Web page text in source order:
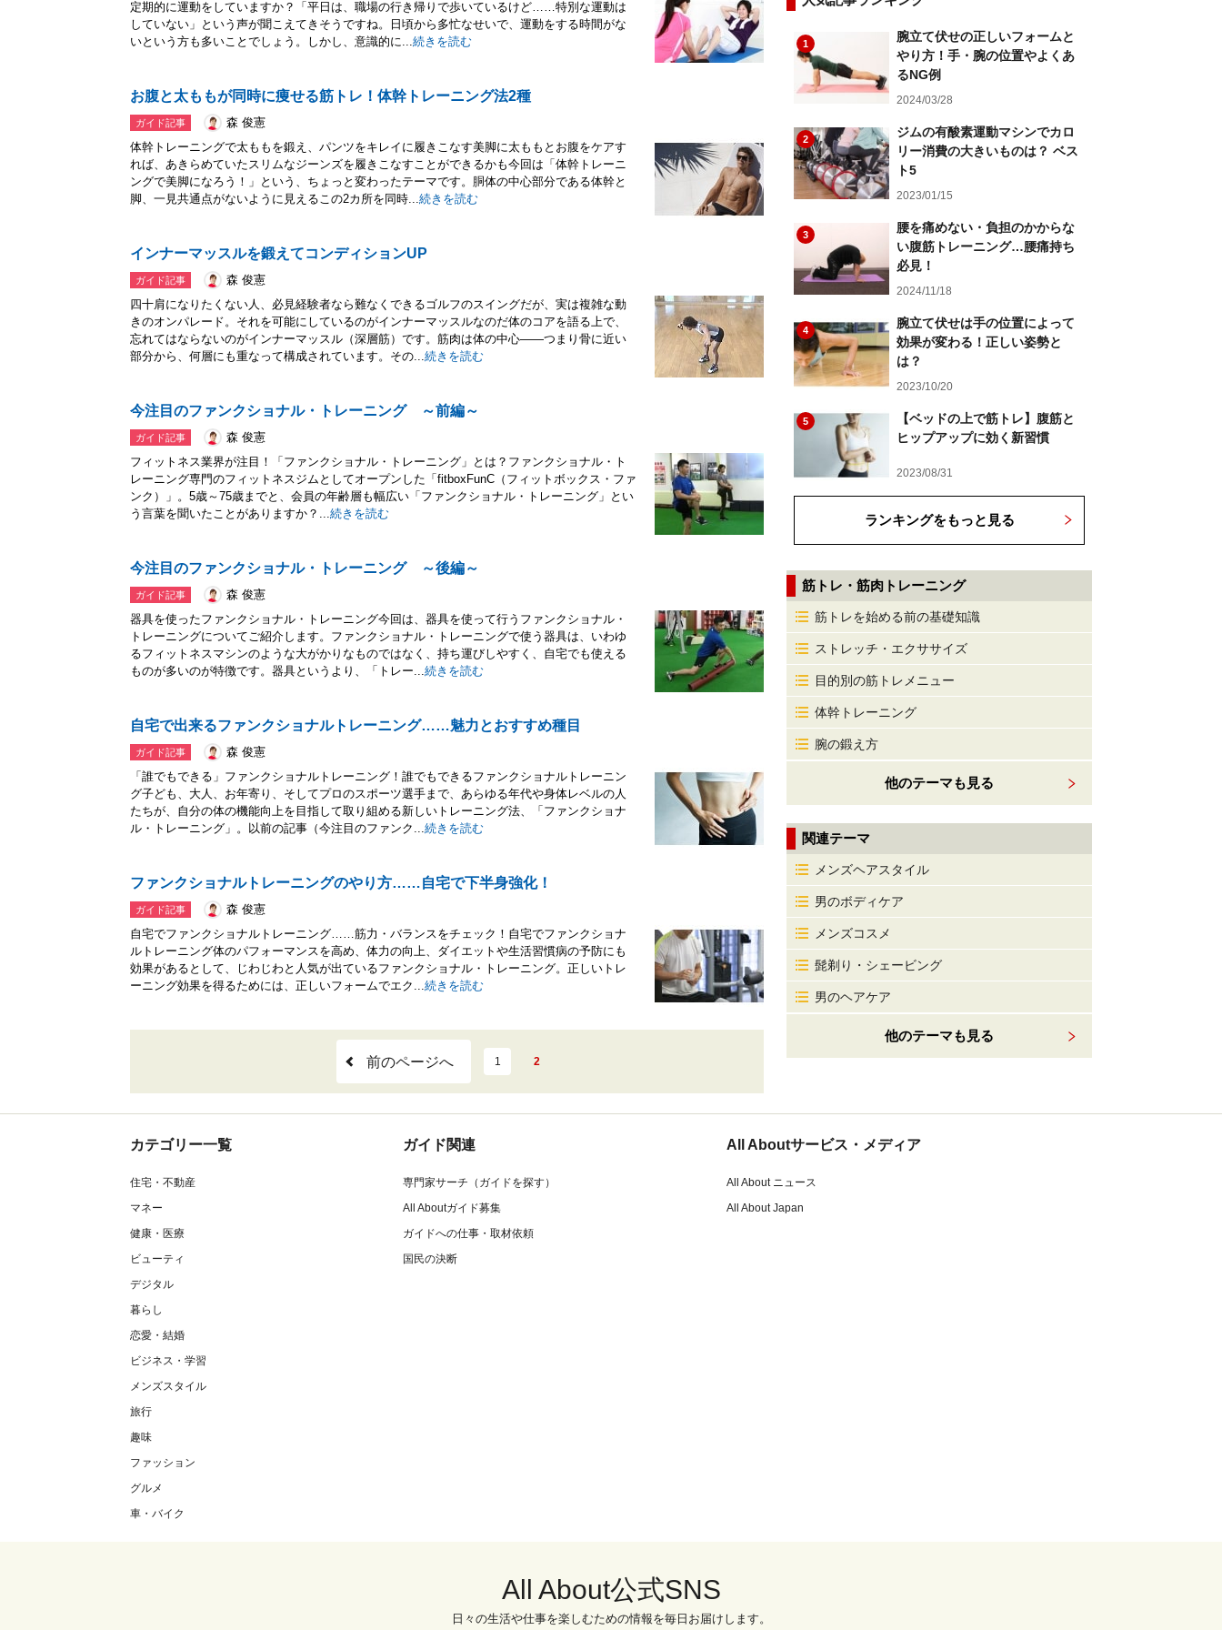
定期的に運動をしていますか？「平日は、職場の行き帰りで歩いているけど……特別な運動は
していない」という声が聞こえてきそうですね。日頃から多忙なせいで、運動をする時間がな
いという方も多いことでしょう。しかし、意識的に...続きを読む
お腹と太ももが同時に痩せる筋トレ！体幹トレーニング法2種
ガイド記事
森 俊憲
体幹トレーニングで太ももを鍛え、パンツをキレイに履きこなす美脚に太ももとお腹をケアす
れば、あきらめていたスリムなジーンズを履きこなすことができるかも今回は「体幹トレーニ
ングで美脚になろう！」という、ちょっと変わったテーマです。胴体の中心部分である体幹と
脚、一見共通点がないように見えるこの2カ所を同時...続きを読む
インナーマッスルを鍛えてコンディションUP
ガイド記事
森 俊憲
四十肩になりたくない人、必見経験者なら難なくできるゴルフのスイングだが、実は複雑な動
きのオンパレード。それを可能にしているのがインナーマッスルなのだ体のコアを語る上で、
忘れてはならないのがインナーマッスル（深層筋）です。筋肉は体の中心――つまり骨に近い
部分から、何層にも重なって構成されています。その...続きを読む
今注目のファンクショナル・トレーニング ～前編～
ガイド記事
森 俊憲
フィットネス業界が注目！「ファンクショナル・トレーニング」とは？ファンクショナル・ト
レーニング専門のフィットネスジムとしてオープンした「fitboxFunC（フィットボックス・ファ
ンク）」。5歳～75歳までと、会員の年齢層も幅広い「ファンクショナル・トレーニング」とい
う言葉を聞いたことがありますか？...続きを読む
今注目のファンクショナル・トレーニング ～後編～
ガイド記事
森 俊憲
器具を使ったファンクショナル・トレーニング今回は、器具を使って行うファンクショナル・
トレーニングについてご紹介します。ファンクショナル・トレーニングで使う器具は、いわゆ
るフィットネスマシンのような大がかりなものではなく、持ち運びしやすく、自宅でも使える
ものが多いのが特徴です。器具というより、「トレー...続きを読む
自宅で出来るファンクショナルトレーニング……魅力とおすすめ種目
ガイド記事
森 俊憲
「誰でもできる」ファンクショナルトレーニング！誰でもできるファンクショナルトレーニン
グ子ども、大人、お年寄り、そしてプロのスポーツ選手まで、あらゆる年代や身体レベルの人
たちが、自分の体の機能向上を目指して取り組める新しいトレーニング法、「ファンクショナ
ル・トレーニング」。以前の記事（今注目のファンク...続きを読む
ファンクショナルトレーニングのやり方……自宅で下半身強化！
ガイド記事
森 俊憲
自宅でファンクショナルトレーニング……筋力・バランスをチェック！自宅でファンクショナ
ルトレーニング体のパフォーマンスを高め、体力の向上、ダイエットや生活習慣病の予防にも
効果があるとして、じわじわと人気が出ているファンクショナル・トレーニング。正しいトレ
ーニング効果を得るためには、正しいフォームでエク...続きを読む
前のページへ 1 2
1
腕立て伏せの正しいフォームと
やり方！手・腕の位置やよくあ
るNG例
2024/03/28
2
ジムの有酸素運動マシンでカロ
リー消費の大きいものは？ ベス
ト5
2023/01/15
3
腰を痛めない・負担のかからな
い腹筋トレーニング…腰痛持ち
必見！
2024/11/18
4
腕立て伏せは手の位置によって
効果が変わる！正しい姿勢と
は？
2023/10/20
5
【ベッドの上で筋トレ】腹筋と
ヒップアップに効く新習慣
2023/08/31
ランキングをもっと見る
筋トレ・筋肉トレーニング
筋トレを始める前の基礎知識
ストレッチ・エクササイズ
目的別の筋トレメニュー
体幹トレーニング
腕の鍛え方
他のテーマも見る
関連テーマ
メンズヘアスタイル
男のボディケア
メンズコスメ
髭剃り・シェービング
男のヘアケア
他のテーマも見る
カテゴリー一覧
住宅・不動産
マネー
健康・医療
ビューティ
デジタル
暮らし
恋愛・結婚
ビジネス・学習
メンズスタイル
旅行
趣味
ファッション
グルメ
車・バイク
ガイド関連
専門家サーチ（ガイドを探す）
All Aboutガイド募集
ガイドへの仕事・取材依頼
国民の決断
All Aboutサービス・メディア
All About ニュース
All About Japan
All About公式SNS
日々の生活や仕事を楽しむための情報を毎日お届けします。